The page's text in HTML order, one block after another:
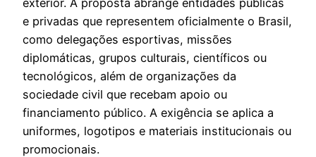
e privadas que representem oficialmente o Brasil,
como delegações esportivas, missões
diplomáticas, grupos culturais, científicos ou
tecnológicos, além de organizações da
sociedade civil que recebam apoio ou
financiamento público. A exigência se aplica a
uniformes, logotipos e materiais institucionais ou
promocionais.